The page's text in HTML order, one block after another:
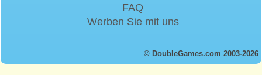
FAQ
Werben Sie mit uns
© DoubleGames.com 2003-2026